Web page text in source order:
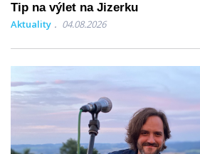
Tip na výlet na Jizerku
Aktuality 04.08.2026